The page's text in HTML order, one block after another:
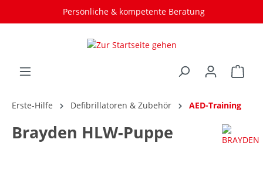
Persönliche & kompetente Beratung
Erste-Hilfe Defibrillatoren & Zubehör AED-Training
Brayden HLW-Puppe